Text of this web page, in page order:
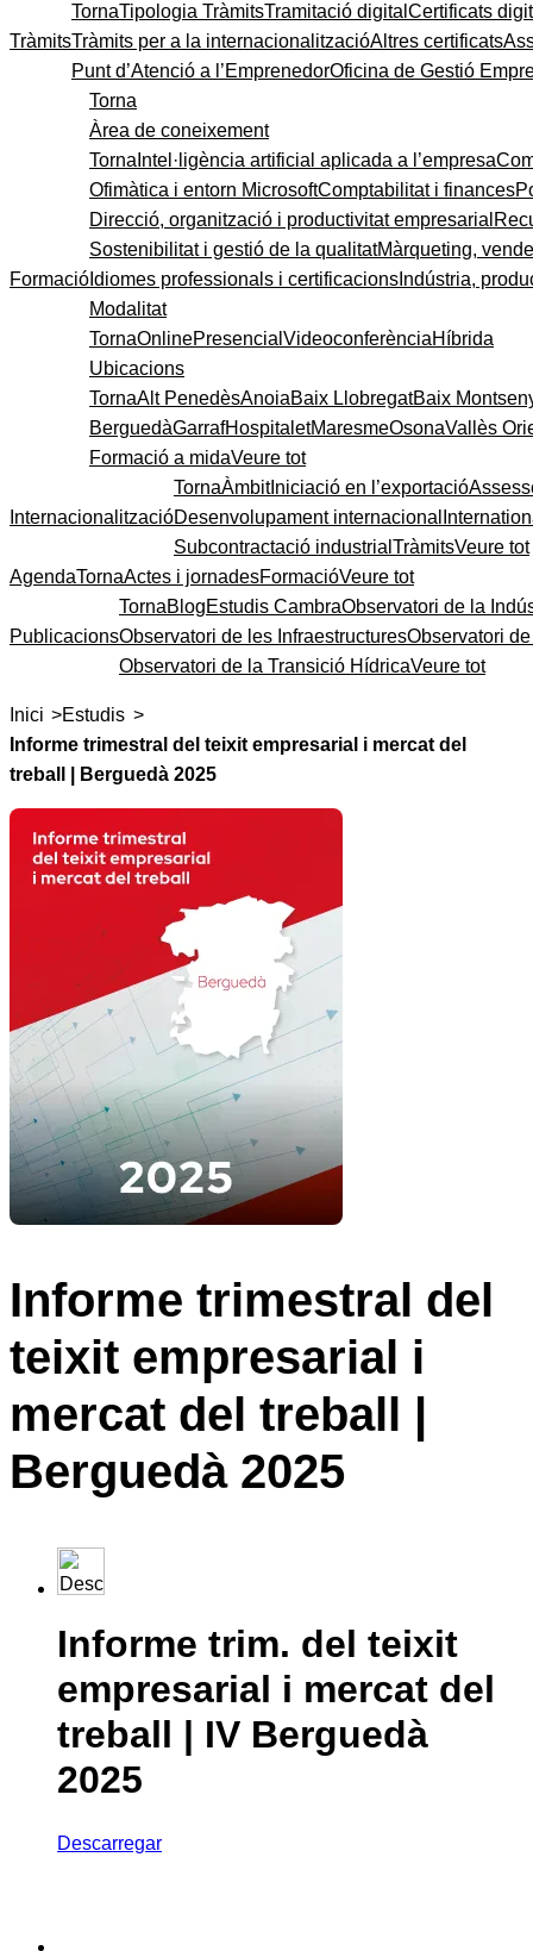
Tràmits
TornaTipologia TràmitsTramitació digital Certificats
Tràmits per a la internacionalitzacióAltres certificats
Punt d’Atenció a l’EmprenedorOficina de Gestió
Formació
Torna
Àrea de coneixement
Torna Intel·ligència artificial aplicada a l’empresa
Ofimàtica i entorn MicrosoftComptabilitat i finances
Direcció, organització i productivitat empresarial
Sostenibilitat i gestió de la qualitatMàrqueting,
Idiomes professionals i certificacions Indústria,
Modalitat
TornaOnlinePresencial VideoconferènciaHíbrida
Ubicacions
TornaAlt PenedèsAnoiaBaix LlobregatBaix
BerguedàGarrafHospitaletMaresmeOsonaVallès
Formació a midaVeure tot
Internacionalització
TornaÀmbitIniciació en l’exportació
Desenvolupament internacional
Subcontractació industrial TràmitsVeure tot
AgendaTornaActes i jornadesFormacióVeure tot
Publicacions
TornaBlogEstudis CambraObservatori de la
Observatori de les InfraestructuresObservatori
Observatori de la Transició HídricaVeure tot
Inici >Estudis >
Informe trimestral del teixit empresarial i mercat del
treball | Berguedà 2025
Informe trimestral del
teixit empresarial i
mercat del treball |
Berguedà 2025
Informe trim. del teixit
empresarial i mercat del
treball | IV Berguedà
2025
Descarregar